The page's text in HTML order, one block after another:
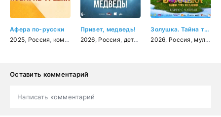
Афера по-русски
2025 Россия комедия ,криминал,приключения
Привет, медведь!
2026 Россия детский ,семейный
Золушка. Тайна трёх желаний
2026 Россия мультфильм
Оставить комментарий
Написать комментарий